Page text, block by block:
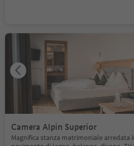
Camera Alpin Superior
Magnifica stanza matrimoniale arredata